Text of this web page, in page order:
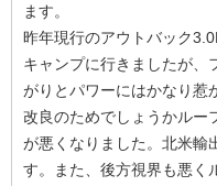
ます。
昨年現行のアウトバック
キャンプに行きましたが、
がりとパワーにはかなり惹
改良のためでしょうかルー
が悪くなりました。北米輸
す。また、後方視界も悪く